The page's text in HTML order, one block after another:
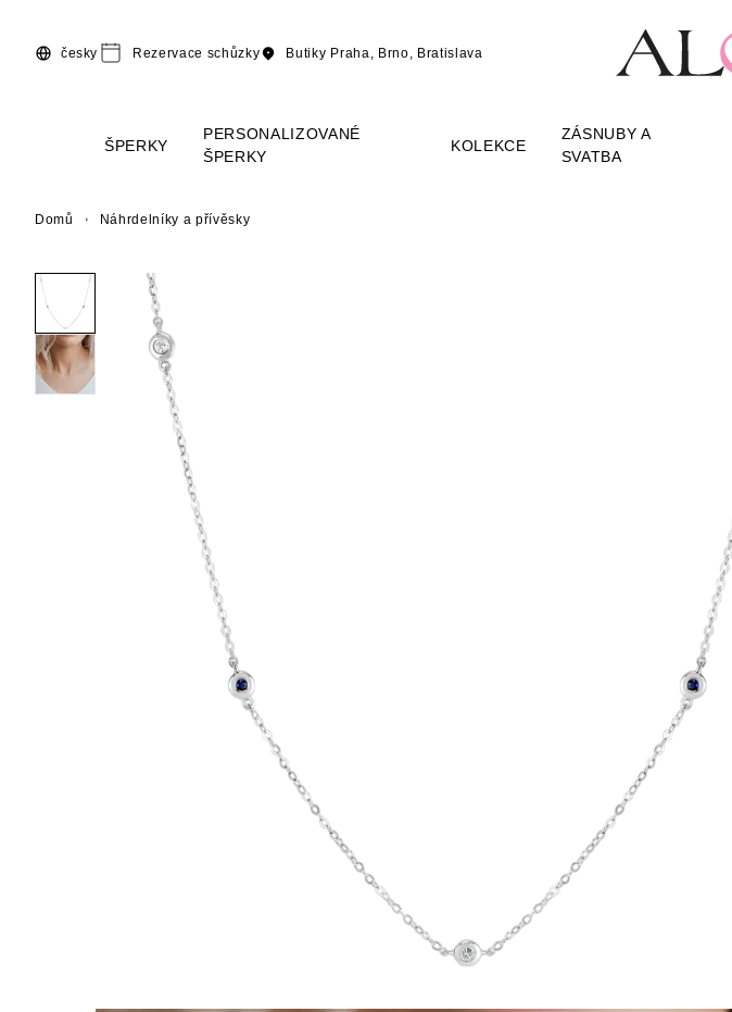
česky Rezervace schůzky Butiky Praha, Brno, Bratislava
ŠPERKY
PERSONALIZOVANÉ
ŠPERKY
KOLEKCE
ZÁSNUBY A
SVATBA
Domů Náhrdelníky a přívěsky